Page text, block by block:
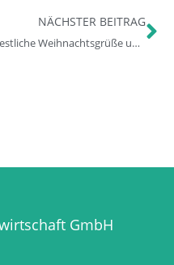
NÄCHSTER BEITRAG
Festliche Weihnachtsgrüße und die besten Wünsche für 2025
GmbH